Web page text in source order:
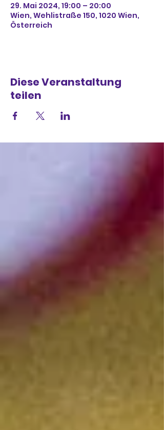
29. Mai 2024, 19:00 – 20:00
Wien, Wehlistraße 150, 1020 Wien,
Österreich
Diese Veranstaltung
teilen